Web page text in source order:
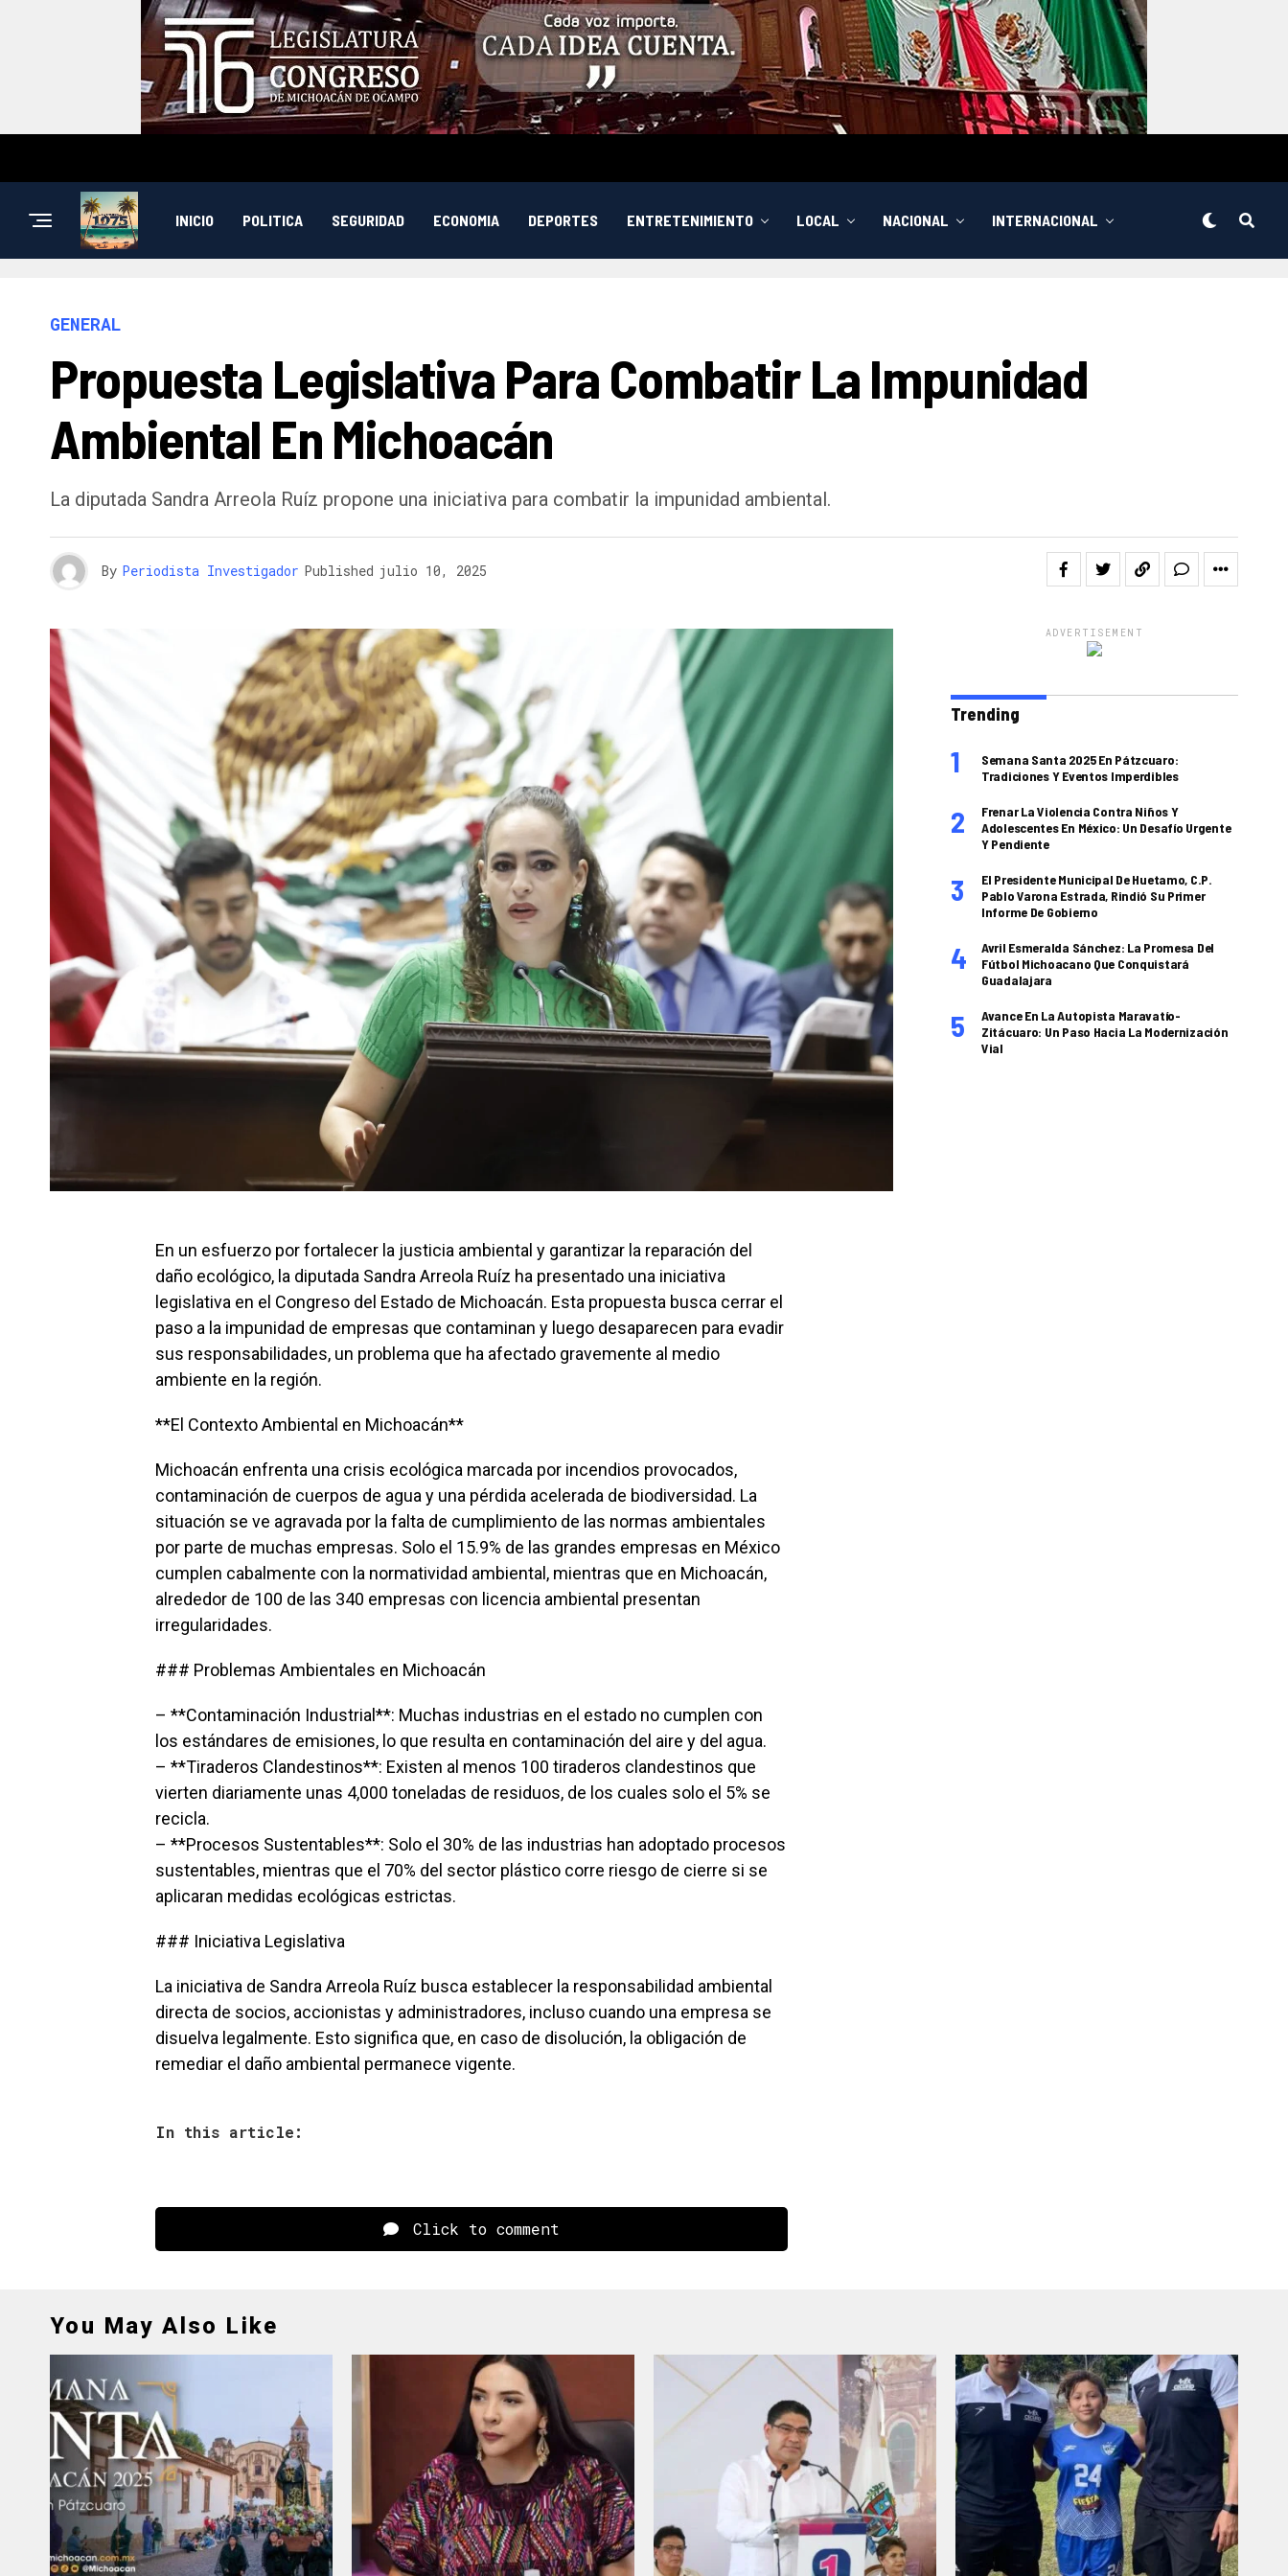
INICIO POLITICA SEGURIDAD ECONOMIA DEPORTES ENTRETENIMIENTO LOCAL NACIONAL INTERNACIONAL
GENERAL
Propuesta Legislativa Para Combatir La Impunidad
Ambiental En Michoacán
La diputada Sandra Arreola Ruíz propone una iniciativa para combatir la impunidad ambiental.
By Periodista Investigador Published julio 10, 2025
En un esfuerzo por fortalecer la justicia ambiental y garantizar la reparación del
daño ecológico, la diputada Sandra Arreola Ruíz ha presentado una iniciativa
legislativa en el Congreso del Estado de Michoacán. Esta propuesta busca cerrar el
paso a la impunidad de empresas que contaminan y luego desaparecen para evadir
sus responsabilidades, un problema que ha afectado gravemente al medio
ambiente en la región.
**El Contexto Ambiental en Michoacán**
Michoacán enfrenta una crisis ecológica marcada por incendios provocados,
contaminación de cuerpos de agua y una pérdida acelerada de biodiversidad. La
situación se ve agravada por la falta de cumplimiento de las normas ambientales
por parte de muchas empresas. Solo el 15.9% de las grandes empresas en México
cumplen cabalmente con la normatividad ambiental, mientras que en Michoacán,
alrededor de 100 de las 340 empresas con licencia ambiental presentan
irregularidades.
### Problemas Ambientales en Michoacán
– **Contaminación Industrial**: Muchas industrias en el estado no cumplen con
los estándares de emisiones, lo que resulta en contaminación del aire y del agua.
– **Tiraderos Clandestinos**: Existen al menos 100 tiraderos clandestinos que
vierten diariamente unas 4,000 toneladas de residuos, de los cuales solo el 5% se
recicla.
– **Procesos Sustentables**: Solo el 30% de las industrias han adoptado procesos
sustentables, mientras que el 70% del sector plástico corre riesgo de cierre si se
aplicaran medidas ecológicas estrictas.
### Iniciativa Legislativa
La iniciativa de Sandra Arreola Ruíz busca establecer la responsabilidad ambiental
directa de socios, accionistas y administradores, incluso cuando una empresa se
disuelva legalmente. Esto significa que, en caso de disolución, la obligación de
remediar el daño ambiental permanece vigente.
In this article:
Click to comment
ADVERTISEMENT
Trending
Semana Santa 2025 En Pátzcuaro:
Tradiciones Y Eventos Imperdibles
Frenar La Violencia Contra Niños Y
Adolescentes En México: Un Desafío Urgente
Y Pendiente
El Presidente Municipal De Huetamo, C.P.
Pablo Varona Estrada, Rindió Su Primer
Informe De Gobierno
Avril Esmeralda Sánchez: La Promesa Del
Fútbol Michoacano Que Conquistará
Guadalajara
Avance En La Autopista Maravatío-
Zitácuaro: Un Paso Hacia La Modernización
Vial
You May Also Like